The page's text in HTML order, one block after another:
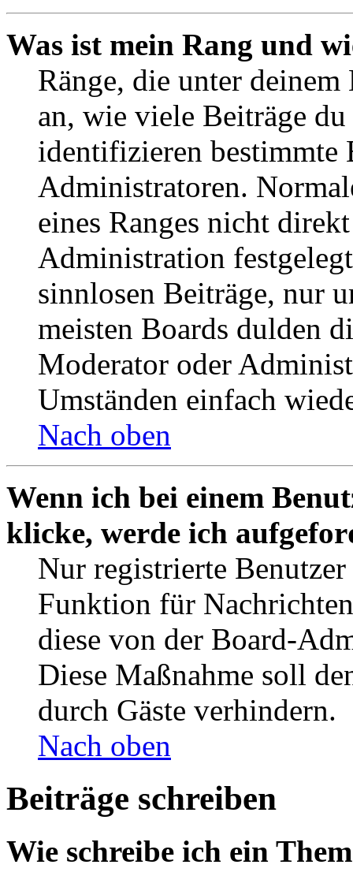
Was ist mein Rang und
Ränge, die unter deinem
an, wie viele Beiträge
identifizieren bestimmte
Administratoren.
eines Ranges nicht
Administration
sinnlosen Beiträge, nur
meisten Boards dulden
Moderator oder
Umständen einfach
Nach oben
Wenn ich bei einem
klicke, werde ich
Nur registrierte
Funktion für
diese von der Board-
Diese Maßnahme soll
durch Gäste verhindern.
Nach oben
Beiträge schreiben
Wie schreibe ich ein